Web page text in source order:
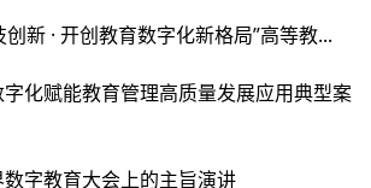
新 · 开创教育数字化新格局”高等教...
化赋能教育管理高质量发展应用典型案
字教育大会上的主旨演讲